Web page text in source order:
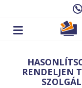
Ez a csomag sajnos
címén.Megnézem
RENDELJEN